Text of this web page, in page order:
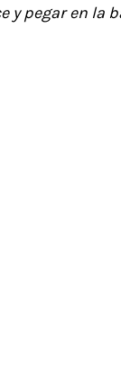
y pegar en la